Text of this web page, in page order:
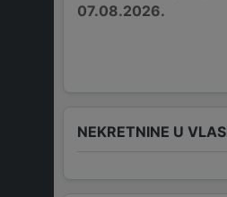
07.08.2026.
NEKRETNINE U